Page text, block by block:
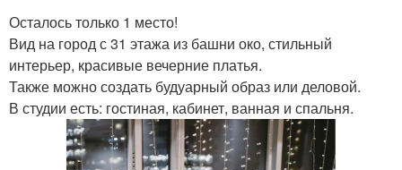
Осталось только 1 место!
Вид на город с 31 этажа из башни око, стильный
интерьер, красивые вечерние платья.
Также можно создать будуарный образ или деловой.
В студии есть: гостиная, кабинет, ванная и спальня.